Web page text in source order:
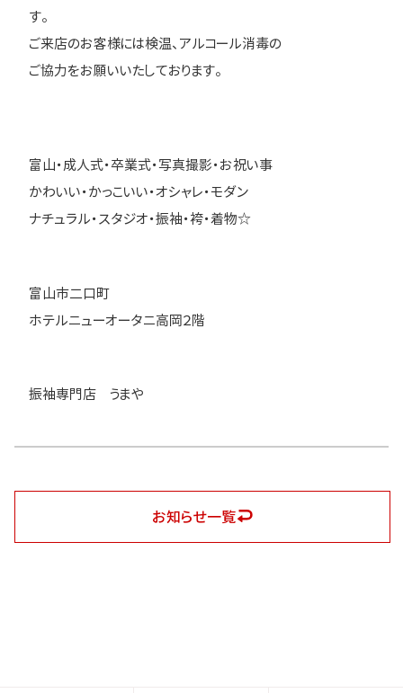
す。
ご来店のお客様には検温、アルコール消毒の
ご協力をお願いいたしております。
富山・成人式・卒業式・写真撮影・お祝い事
かわいい・かっこいい・オシャレ・モダン
ナチュラル・スタジオ・振袖・袴・着物☆
富山市二口町
ホテルニューオータニ高岡２階
振袖専門店 うまや
お知らせ一覧